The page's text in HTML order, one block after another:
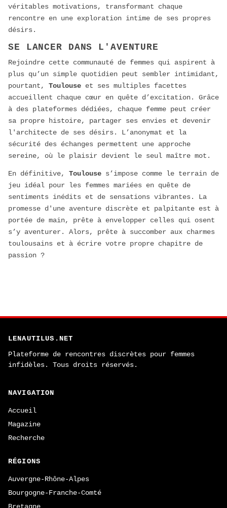
véritables motivations, transformant chaque
rencontre en une exploration intime de ses propres
désirs.
SE LANCER DANS L'AVENTURE
Rejoindre cette communauté de femmes qui aspirent à
plus qu’un simple quotidien peut sembler intimidant,
pourtant, Toulouse et ses multiples facettes
accueillent chaque cœur en quête d’excitation. Grâce
à des plateformes dédiées, chaque femme peut créer
sa propre histoire, partager ses envies et devenir
l'architecte de ses désirs. L’anonymat et la
sécurité des échanges permettent une approche
sereine, où le plaisir devient le seul maître mot.
En définitive, Toulouse s’impose comme le terrain de
jeu idéal pour les femmes mariées en quête de
sentiments inédits et de sensations vibrantes. La
promesse d'une aventure discrète et palpitante est à
portée de main, prête à envelopper celles qui osent
s’y aventurer. Alors, prête à succomber aux charmes
toulousains et à écrire votre propre chapitre de
passion ?
LENAUTILUS.NET
Plateforme de rencontres discrètes pour femmes
infidèles. Tous droits réservés.
NAVIGATION
Accueil
Magazine
Recherche
RÉGIONS
Auvergne-Rhône-Alpes
Bourgogne-Franche-Comté